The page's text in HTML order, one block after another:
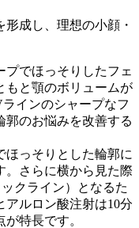
でほっそりしたフェ
もと顎のボリュームが
インのシャープなフ
郭のお悩みを改善する
ほっそりとした輪郭に
。さらに横から見た際
クライン）となるた
ルロン酸注射は10分
特長です。